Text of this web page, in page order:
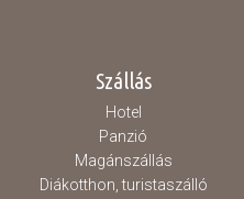
Szállás
Hotel
Panzió
Magánszállás
Diákotthon, turistaszálló